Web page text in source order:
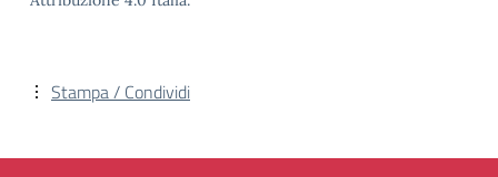
Stampa / Condividi